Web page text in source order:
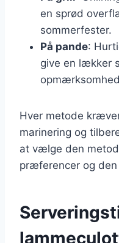
en sprød
sommerfester.
På pande:
give en lækker
Hver metode
marinering og
at vælge den
præferencer og